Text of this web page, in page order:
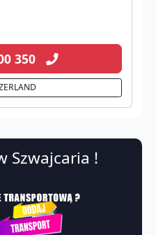
350
Szwajcaria !